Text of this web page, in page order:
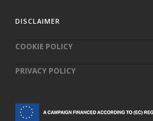
DISCLAIMER
COOKIE POLICY
PRIVACY POLICY